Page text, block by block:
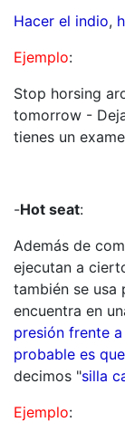
Hacer el indio,
Ejemplo:
Stop horsing
tomorrow -
tienes un
-Hot seat:
Además de
ejecutan a
también se usa
encuentra en
presión frente
probable es
decimos "silla
Ejemplo: